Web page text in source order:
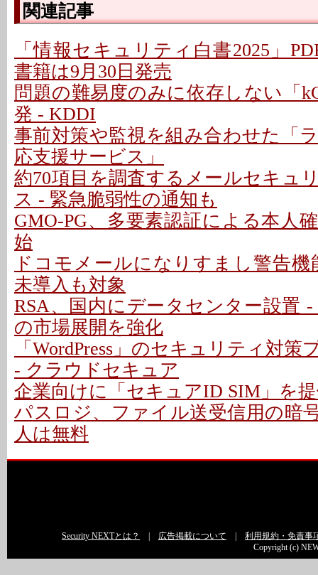
関連記事
「情報セキュリティ白書2025」
書籍は9月30日発売
問題の難易度のみに依存しない「
発 - KDDI
事前対策や監視を組み合わせた「
応支援サービス」
約70項目を調査するメールセキュ
ス - 緊急脆弱性の通知も
GMO-PG、多要素認証による本人
始
ドコモメールになりすまし警告機
未導入も対象
RSA、国内にデータセンター設置
の市場展開を強化
「WordPress」のセキュリティ対策
- クラウドセキュア
企業向けに「セキュアID SIM」を
パスロジ、ファイル送受信用の暗
人は無料
Security NEXTとは？ 広告掲載について
利用規約・免責事
Copyright (c)